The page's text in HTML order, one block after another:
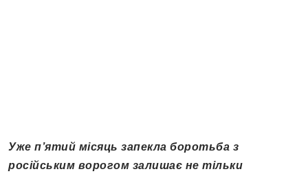
Уже п’ятий місяць запекла боротьба з
російським ворогом залишає не тільки